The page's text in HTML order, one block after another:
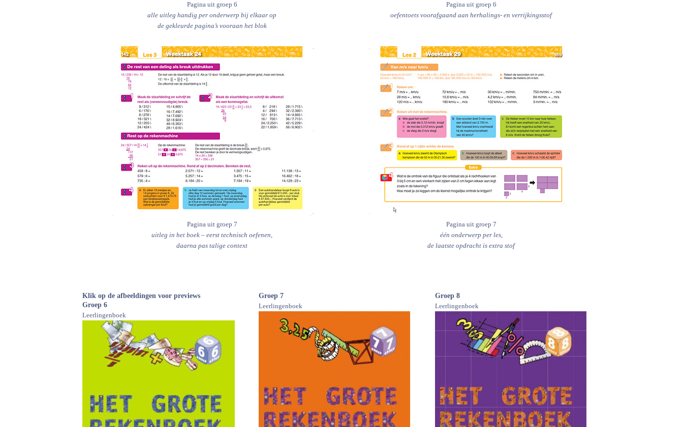
Pagina uit groep 6
alle uitleg handig per onderwerp bij elkaar op
de gekleurde pagina’s vooraan het blok
Pagina uit groep 6
oefentoets voorafgaand aan herhalings- en verrijkingsstof
Pagina uit groep 7
uitleg in het boek – eerst technisch oefenen,
daarna pas talige context
Pagina uit groep 7
één onderwerp per les,
de laatste opdracht is extra stof
Klik op de afbeeldingen voor previews
Groep 6
Leerlingenboek
Groep 7
Leerlingenboek
Groep 8
Leerlingenboek